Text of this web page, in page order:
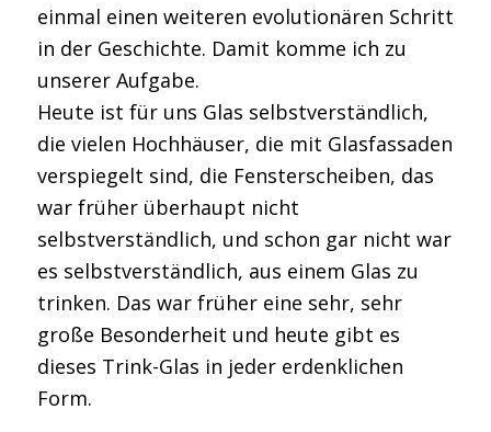
einmal einen weiteren evolutionären Schritt
in der Geschichte. Damit komme ich zu
unserer Aufgabe.
Heute ist für uns Glas selbstverständlich,
die vielen Hochhäuser, die mit Glasfassaden
verspiegelt sind, die Fensterscheiben, das
war früher überhaupt nicht
selbstverständlich, und schon gar nicht war
es selbstverständlich, aus einem Glas zu
trinken. Das war früher eine sehr, sehr
große Besonderheit und heute gibt es
dieses Trink-Glas in jeder erdenklichen
Form.